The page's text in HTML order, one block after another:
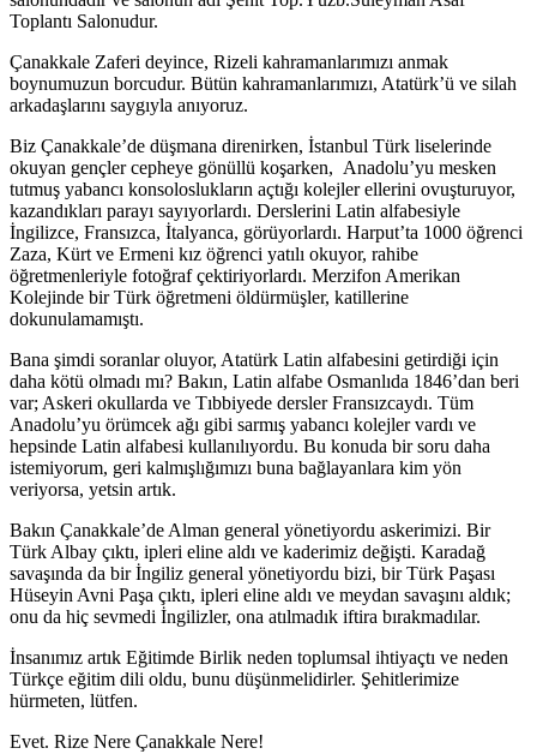
Toplantı Salonudur.
Çanakkale Zaferi deyince, Rizeli kahramanlarımızı anmak
boynumuzun borcudur. Bütün kahramanlarımızı, Atatürk’ü ve silah
arkadaşlarını saygıyla anıyoruz.
Biz Çanakkale’de düşmana direnirken, İstanbul Türk liselerinde
okuyan gençler cepheye gönüllü koşarken, Anadolu’yu mesken
tutmuş yabancı konsoloslukların açtığı kolejler ellerini ovuşturuyor,
kazandıkları parayı sayıyorlardı. Derslerini Latin alfabesiyle
İngilizce, Fransızca, İtalyanca, görüyorlardı. Harput’ta 1000 öğrenci
Zaza, Kürt ve Ermeni kız öğrenci yatılı okuyor, rahibe
öğretmenleriyle fotoğraf çektiriyorlardı. Merzifon Amerikan
Kolejinde bir Türk öğretmeni öldürmüşler, katillerine
dokunulamamıştı.
Bana şimdi soranlar oluyor, Atatürk Latin alfabesini getirdiği için
daha kötü olmadı mı? Bakın, Latin alfabe Osmanlıda 1846’dan beri
var; Askeri okullarda ve Tıbbiyede dersler Fransızcaydı. Tüm
Anadolu’yu örümcek ağı gibi sarmış yabancı kolejler vardı ve
hepsinde Latin alfabesi kullanılıyordu. Bu konuda bir soru daha
istemiyorum, geri kalmışlığımızı buna bağlayanlara kim yön
veriyorsa, yetsin artık.
Bakın Çanakkale’de Alman general yönetiyordu askerimizi. Bir
Türk Albay çıktı, ipleri eline aldı ve kaderimiz değişti. Karadağ
savaşında da bir İngiliz general yönetiyordu bizi, bir Türk Paşası
Hüseyin Avni Paşa çıktı, ipleri eline aldı ve meydan savaşını aldık;
onu da hiç sevmedi İngilizler, ona atılmadık iftira bırakmadılar.
İnsanımız artık Eğitimde Birlik neden toplumsal ihtiyaçtı ve neden
Türkçe eğitim dili oldu, bunu düşünmelidirler. Şehitlerimize
hürmeten, lütfen.
Evet. Rize Nere Çanakkale Nere!